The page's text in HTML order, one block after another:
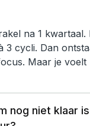
na 1 kwartaal.
3 cycli. Dan
Maar je voelt
nog niet klaar